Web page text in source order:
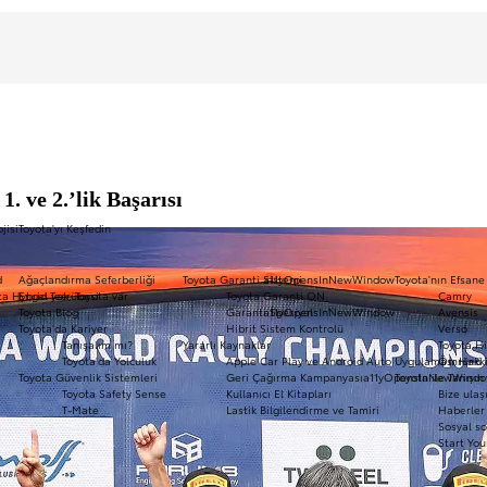
Toyota Garanti Sistemi
Toyota Garanti ON
Garanti Spesiyal
Hibrit Sistem Kontrolü
Yararlı Kaynaklar
Apple Car Play ve Android Auto Uygulaması
Geri Çağırma Kampanyası
Kullanıcı El Kitapları
Lastik Bilgilendirme ve Tamiri
Hybrid Tecrübesi
Toyota'yı Keşfedin
Ağaçlandırma Seferberliği
a11yOpensInNewWindow
Engel yok, Toyota var
Toyota Blog
a11yOpensInNewWindow
Toyota'da Kariyer
Tanışalım mı?
Toyota'da Yolculuk
Toyota Güvenlik Sistemleri
Toyota Safety Sense
T-Mate
Toyota'nın
Camry
Avensis
Verso
Toyota
Ömrünü
Toyota ile Tanışın
Bize
Sosyal
Start
ve 2.’lik Başarısı